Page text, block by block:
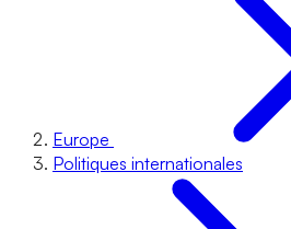
Europe
Politiques internationales